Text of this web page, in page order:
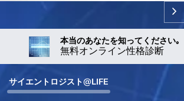
本当のあなたを知ってください｡
無料オンライン性格診断
サイエントロジスト@LIFE